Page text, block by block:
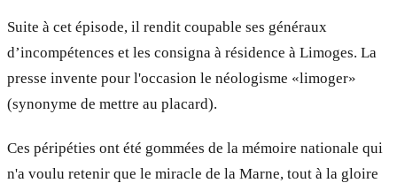
Suite à cet épisode, il rendit coupable ses généraux
d’incompétences et les consigna à résidence à Limoges. La
presse invente pour l'occasion le néologisme «limoger»
(synonyme de mettre au placard).
Ces péripéties ont été gommées de la mémoire nationale qui
n'a voulu retenir que le miracle de la Marne, tout à la gloire